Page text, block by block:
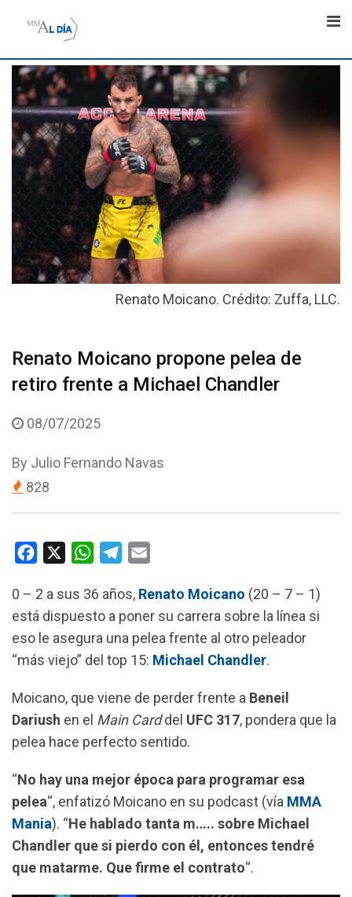
Renato Moicano. Crédito: Zuffa, LLC.
Renato Moicano propone pelea de
retiro frente a Michael Chandler
08/07/2025
By Julio Fernando Navas
828
c
e
b
o
k
W
a
t
s
A
p
l
e
g
r
m
a
i
l
0 – 2 a sus 36 años, Renato Moicano (20 – 7 – 1)
está dispuesto a poner su carrera sobre la línea si
eso le asegura una pelea frente al otro peleador
“más viejo” del top 15: Michael Chandler.
Moicano, que viene de perder frente a Beneil
Dariush en el Main Carddel UFC 317, pondera que la
pelea hace perfecto sentido.
“No hay una mejor época para programar esa
pelea“, enfatizó Moicano en su podcast (vía MMA
Mania). “He hablado tanta m….. sobre Michael
Chandler que si pierdo con él, entonces tendré
que matarme. Que firme el contrato“.